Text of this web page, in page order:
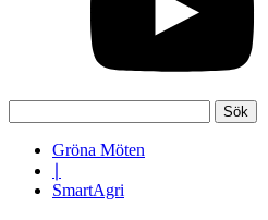
efter:
Gröna Möten
SmartAgri